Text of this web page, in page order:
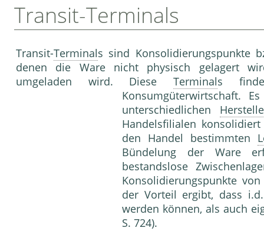
Transit-Terminals
Transit-Terminals sind Konsolidierungspunkte
denen die Ware nicht physisch gelagert
umgeladen wird. Diese Terminals
Konsumgüterwirtschaft.
unterschiedlichen
Handelsfilialen
den Handel bestimmten
Bündelung der Ware
bestandslose
Konsolidierungspunkte
der Vorteil ergibt, dass
werden können, als auch
S. 724).